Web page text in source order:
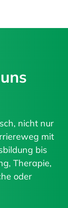
nicht nur
mit
bis
Therapie,
oder